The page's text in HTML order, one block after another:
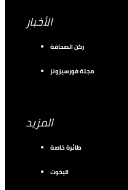
الأخبار
ركن الصحافة
مجلة فورسيزونز
المزيد
طائرة خاصة
اليخوت